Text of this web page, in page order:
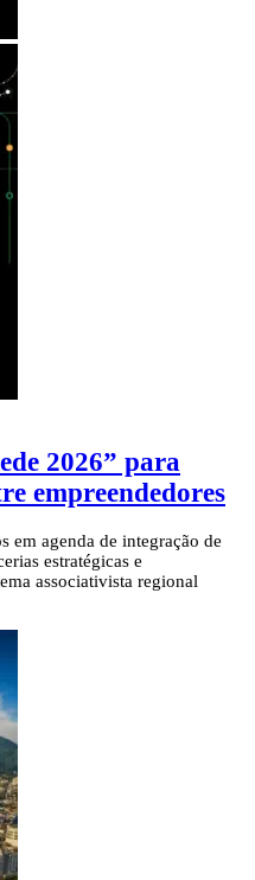
2026” para
empreendedores
em agenda de integração de
estratégicas e
associativista regional